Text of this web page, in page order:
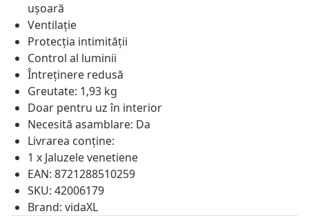
ușoară
Ventilație
Protecția intimității
Control al luminii
Întreținere redusă
Greutate: 1,93 kg
Doar pentru uz în interior
Necesită asamblare: Da
Livrarea conține:
1 x Jaluzele venetiene
EAN: 8721288510259
SKU: 42006179
Brand: vidaXL